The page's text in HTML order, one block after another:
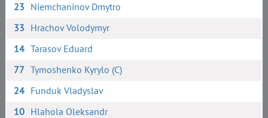
23 Niemchaninov Dmytro
33 Hrachov Volodymyr
14 Tarasov Eduard
77 Tymoshenko Kyrylo (C)
24 Funduk Vladyslav
10 Hlahola Oleksandr